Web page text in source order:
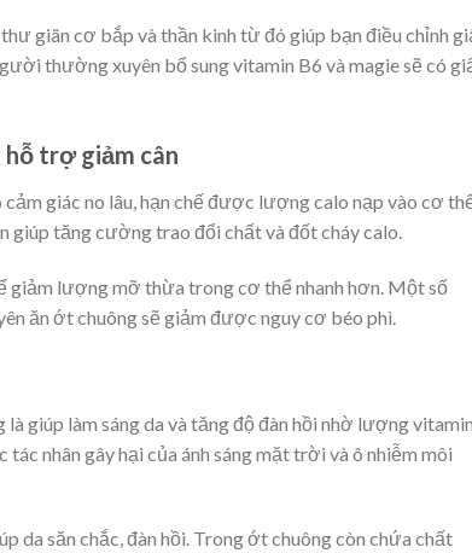
giãn cơ bắp và thần kinh từ đó giúp bạn điều chỉnh
thường xuyên bổ sung vitamin B6 và magie sẽ có
hỗ trợ giảm cân
giác no lâu, hạn chế được lượng calo nạp vào cơ
giúp tăng cường trao đổi chất và đốt cháy calo.
giảm lượng mỡ thừa trong cơ thể nhanh hơn. Một số
ăn ớt chuông sẽ giảm được nguy cơ béo phì.
giúp làm sáng da và tăng độ đàn hồi nhờ lượng
nhân gây hại của ánh sáng mặt trời và ô nhiễm môi
da săn chắc, đàn hồi. Trong ớt chuông còn chứa chất